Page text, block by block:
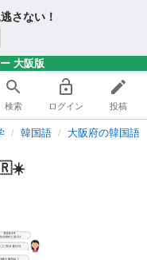
さない！
大阪版
検索 ログイン 投稿
韓国語 大阪府の韓国語